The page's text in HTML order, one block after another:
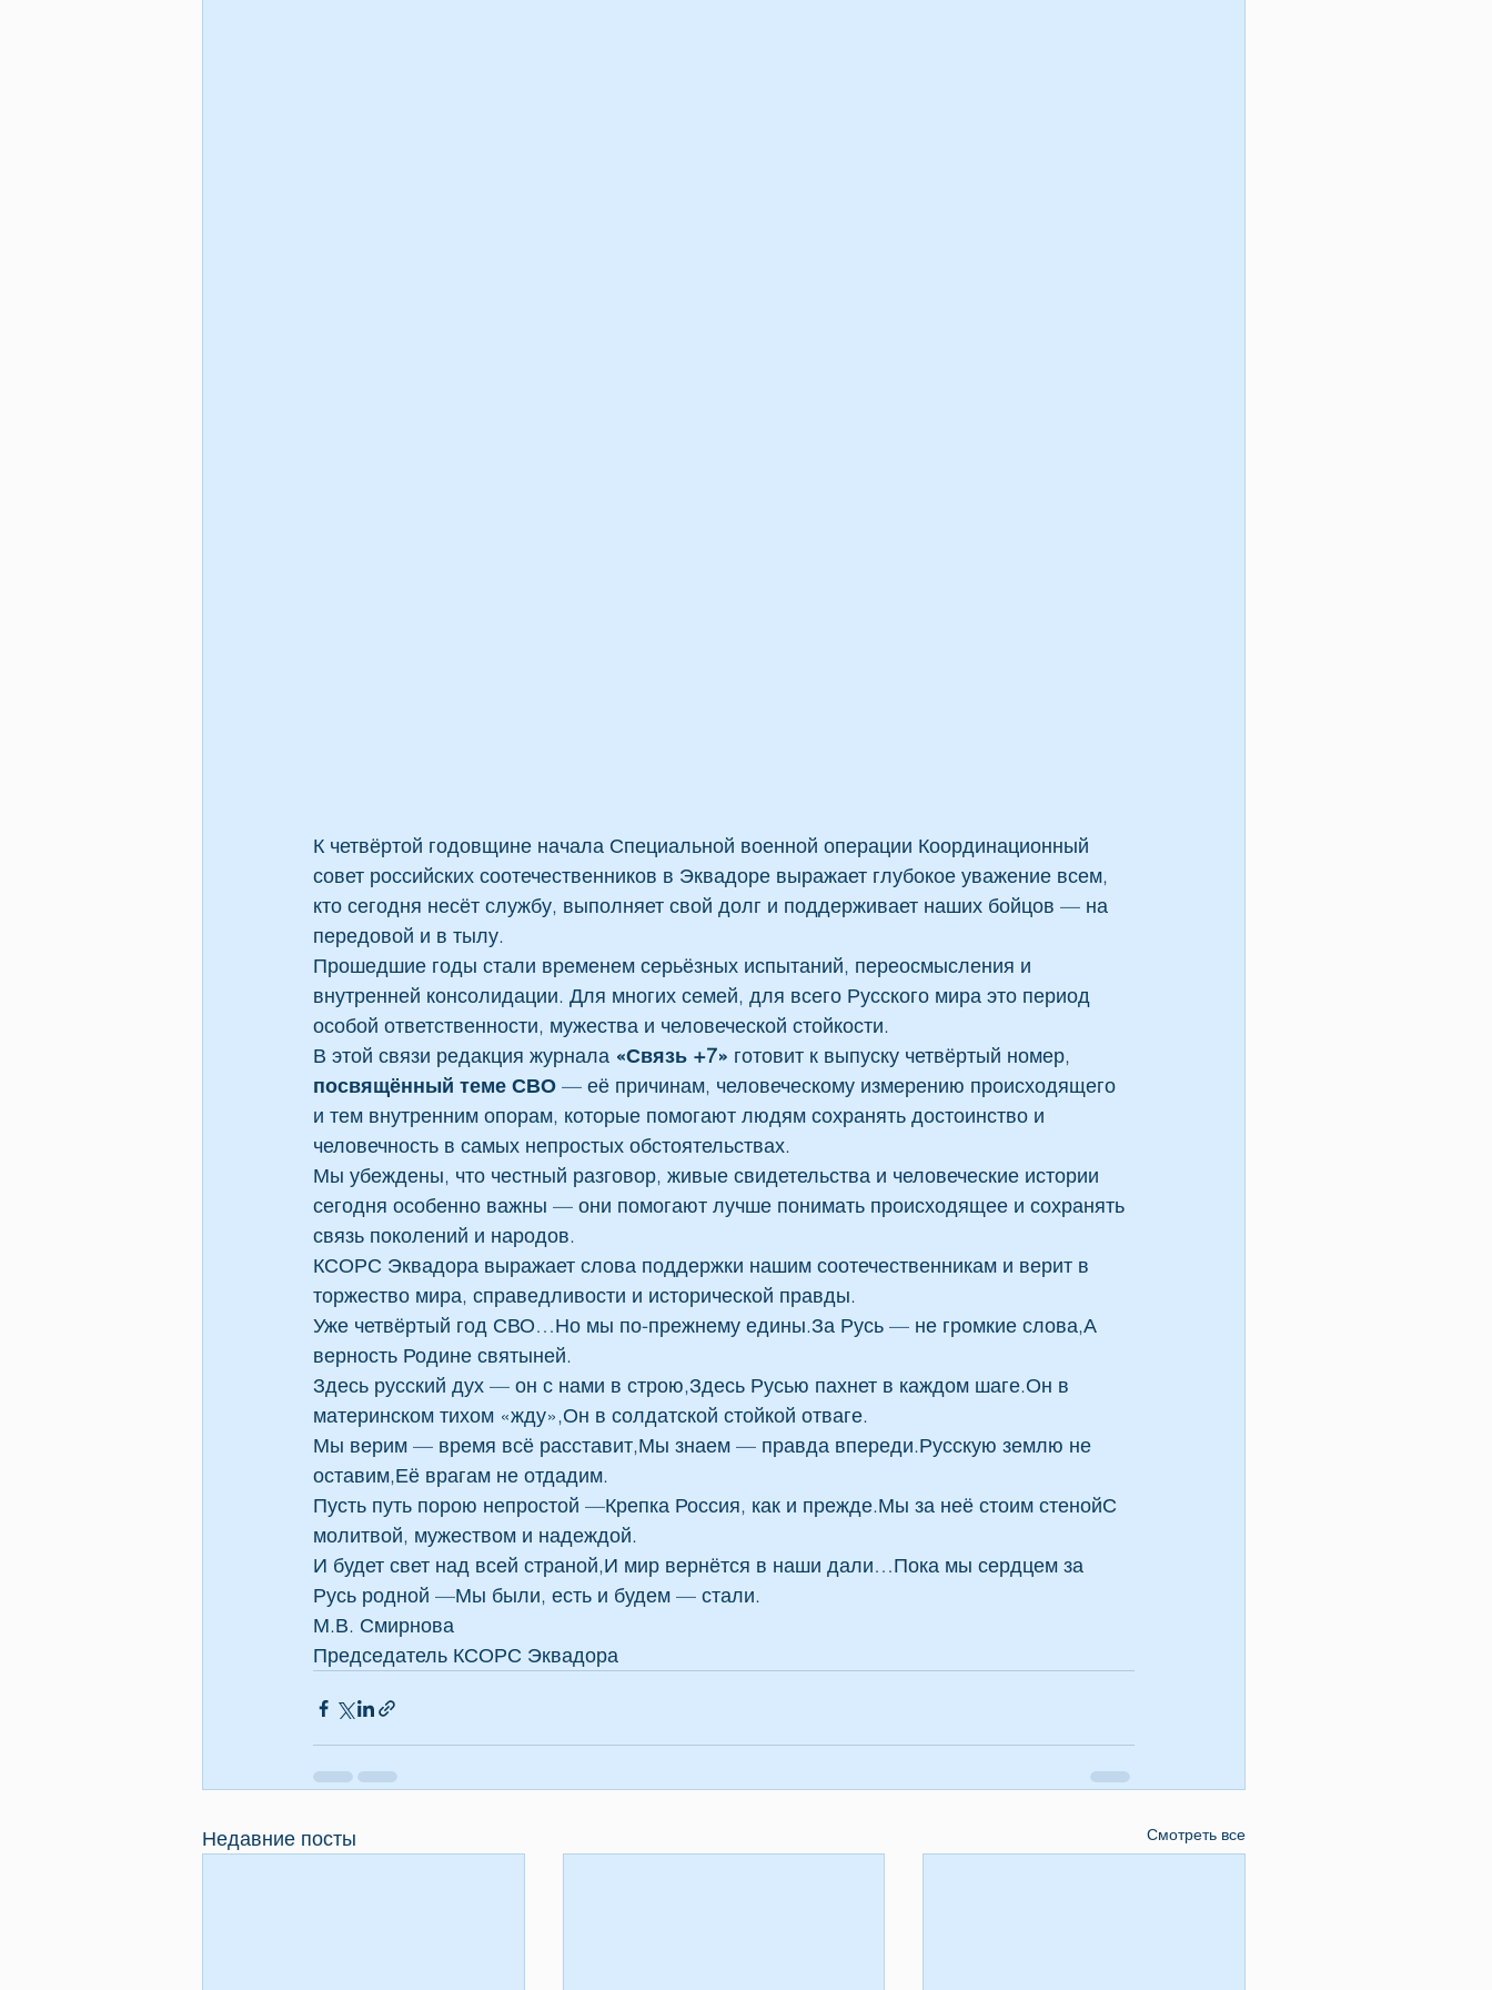
К четвёртой годовщине начала Специальной военной операции Координационный
совет российских соотечественников в Эквадоре выражает глубокое уважение всем,
кто сегодня несёт службу, выполняет свой долг и поддерживает наших бойцов — на
передовой и в тылу.
Прошедшие годы стали временем серьёзных испытаний, переосмысления и
внутренней консолидации. Для многих семей, для всего Русского мира это период
особой ответственности, мужества и человеческой стойкости.
В этой связи редакция журнала «Связь +7» готовит к выпуску четвёртый номер,
посвящённый теме СВО — её причинам, человеческому измерению происходящего
и тем внутренним опорам, которые помогают людям сохранять достоинство и
человечность в самых непростых обстоятельствах.
Мы убеждены, что честный разговор, живые свидетельства и человеческие истории
сегодня особенно важны — они помогают лучше понимать происходящее и сохранять
связь поколений и народов.
КСОРС Эквадора выражает слова поддержки нашим соотечественникам и верит в
торжество мира, справедливости и исторической правды.
Уже четвёртый год СВО…Но мы по-прежнему едины.За Русь — не громкие слова,А
верность Родине святыней.
Здесь русский дух — он с нами в строю,Здесь Русью пахнет в каждом шаге.Он в
материнском тихом «жду»,Он в солдатской стойкой отваге.
Мы верим — время всё расставит,Мы знаем — правда впереди.Русскую землю не
оставим,Её врагам не отдадим.
Пусть путь порою непростой —Крепка Россия, как и прежде.Мы за неё стоим стенойС
молитвой, мужеством и надеждой.
И будет свет над всей страной,И мир вернётся в наши дали…Пока мы сердцем за
Русь родной —Мы были, есть и будем — стали.
М.В. Смирнова
Председатель КСОРС Эквадора
Недавние посты Смотреть все